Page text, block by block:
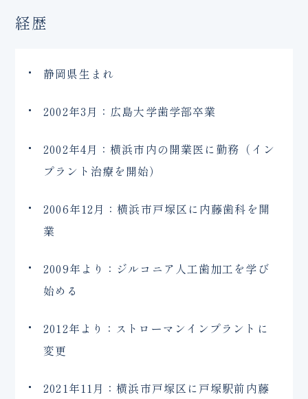
経歴
静岡県生まれ
2002年3月：広島大学歯学部卒業
2002年4月：横浜市内の開業医に勤務（イン
プラント治療を開始）
2006年12月：横浜市戸塚区に内藤歯科を開
業
2009年より：ジルコニア人工歯加工を学び
始める
2012年より：ストローマンインプラントに
変更
2021年11月：横浜市戸塚区に戸塚駅前内藤